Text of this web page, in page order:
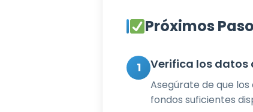
Próximos
1 Verifica los datos
Asegúrate de que
fondos suficientes